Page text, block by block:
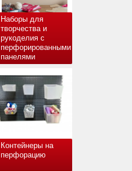
Наборы для
творчества и
рукоделия с
перфорированными
панелями
Контейнеры на
перфорацию